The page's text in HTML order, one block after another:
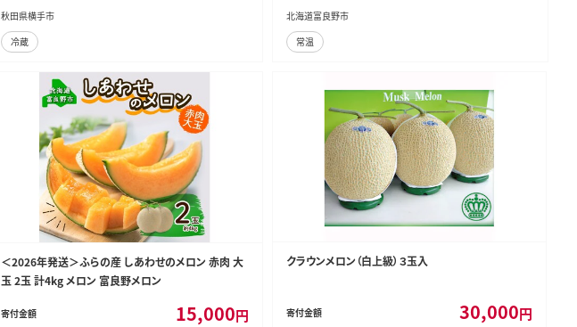
秋田県横手市
冷蔵
北海道富良野市
常温
＜2026年発送＞ふらの産 しあわせのメロン 赤肉 大
玉 2玉 計4kg メロン 富良野メロン
寄付金額 15,000円
クラウンメロン（白上級）３玉入
寄付金額 30,000円